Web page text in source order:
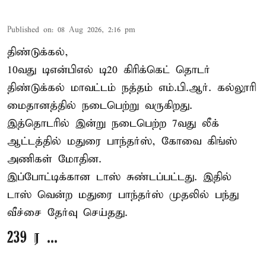
Published on: 08 Aug 2026, 2:16 pm
திண்டுக்கல்,
10வது டிஎன்பிஎல் டி20 கிரிக்கெட் தொடர்
திண்டுக்கல் மாவட்டம் நத்தம் எம்.பி.ஆர். கல்லூரி
மைதானத்தில் நடைபெற்று வருகிறது.
இத்தொடரில் இன்று நடைபெற்ற 7வது லீக்
ஆட்டத்தில் மதுரை பாந்தர்ஸ், கோவை கிங்ஸ்
அணிகள் மோதின.
இப்போட்டிக்கான டாஸ் சுண்டப்பட்டது. இதில்
டாஸ் வென்ற மதுரை பாந்தர்ஸ் முதலில் பந்து
வீச்சை தேர்வு செய்தது.
239 ர ...